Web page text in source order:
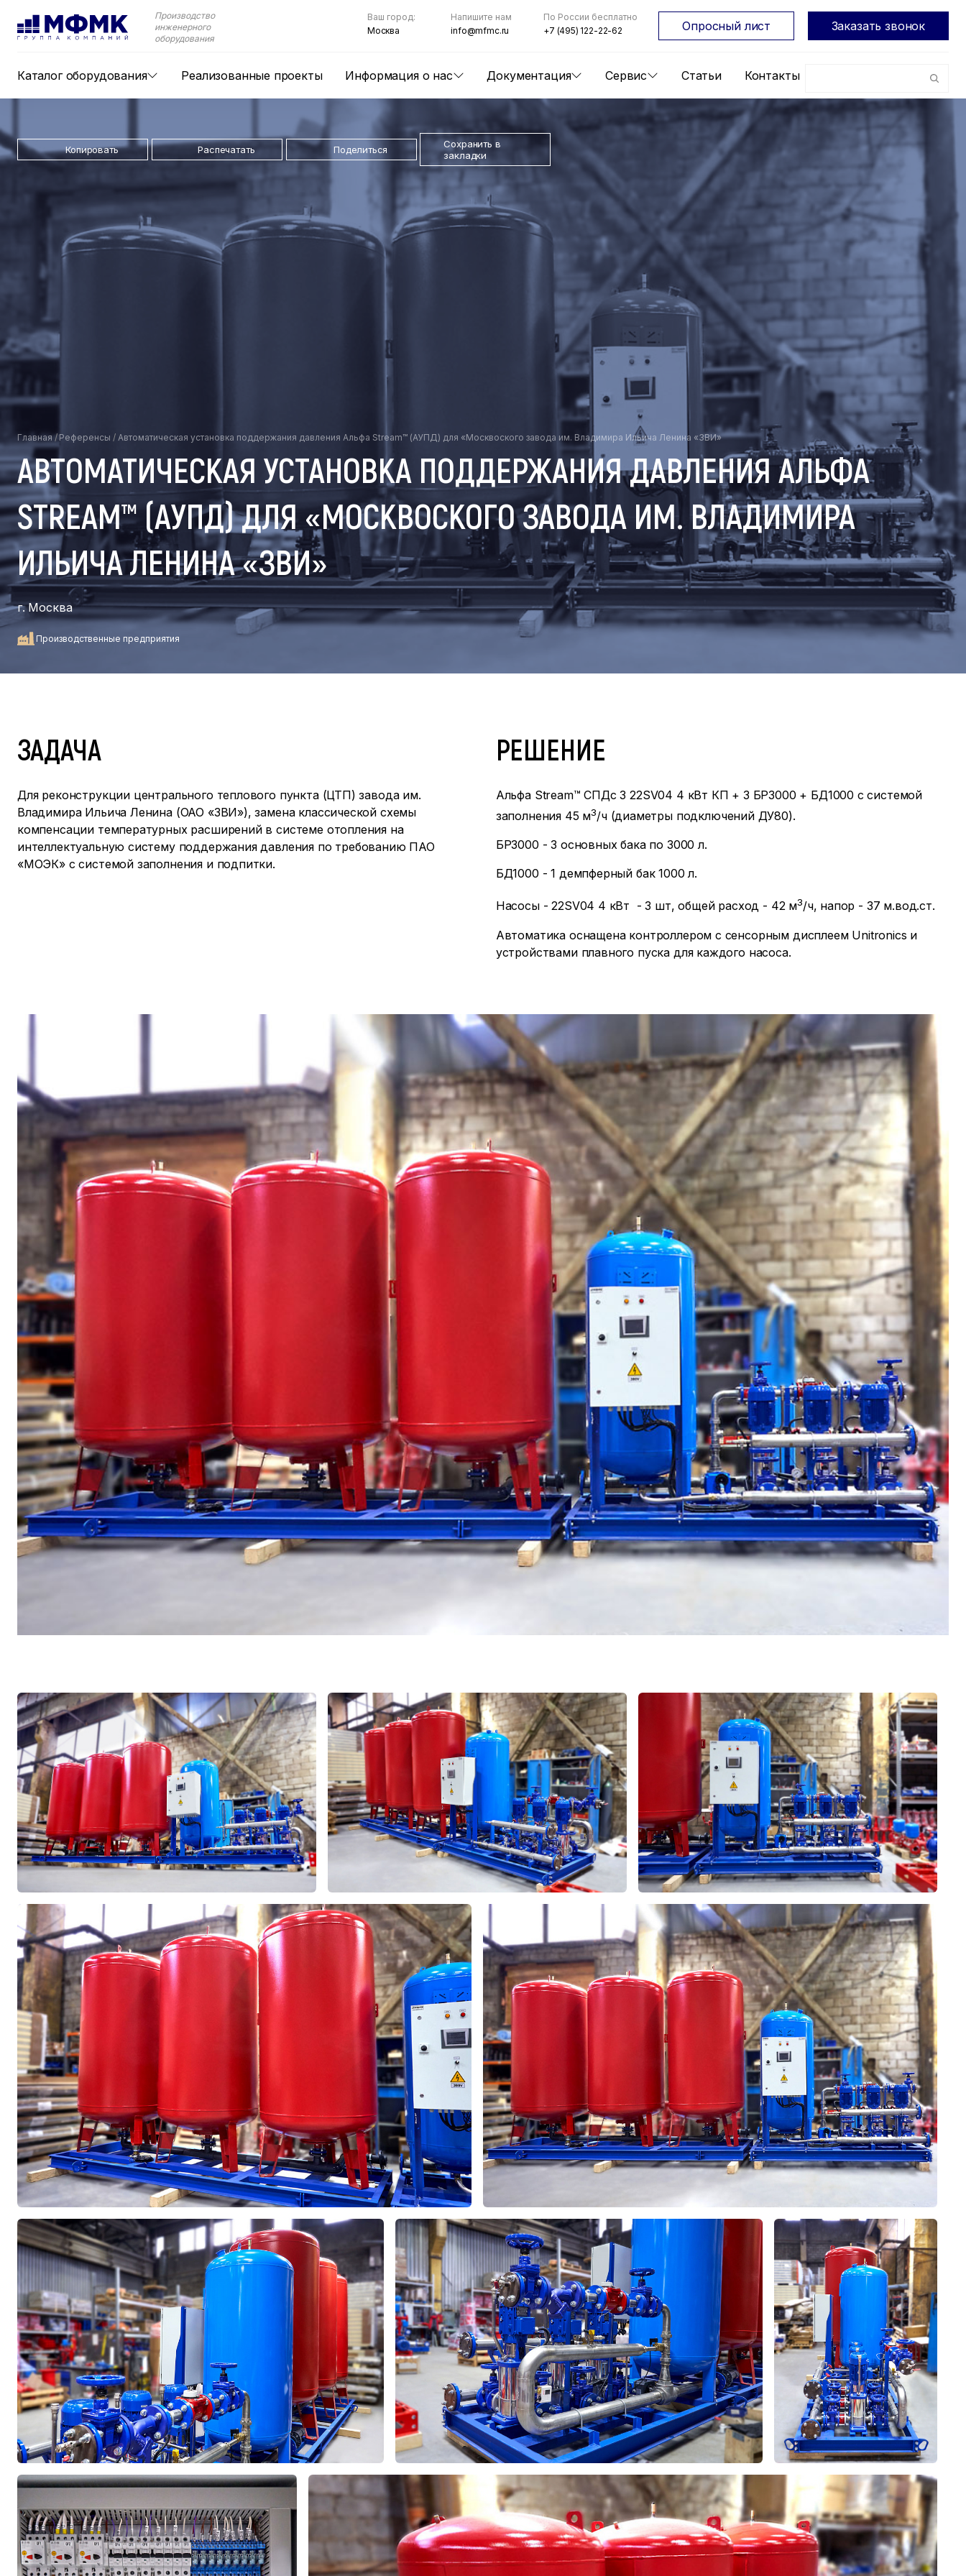
Производство
инженерного
оборудования
Каталог оборудования Реализованные проекты Информация о нас Документация Сервис Статьи Контакты
Ваш город:
Москва
Напишите нам
info@mfmc.ru
По России бесплатно
+7 (495) 122-22-62
Опросный лист Заказать звонок
Копировать Распечатать Поделиться
Сохранить в
закладки
Главная/Референсы / Автоматическая установка поддержания давления Альфа Stream™ (АУПД) для «Москвоского завода им. Владимира Ильича Ленина «ЗВИ»
АВТОМАТИЧЕСКАЯ УСТАНОВКА ПОДДЕРЖАНИЯ ДАВЛЕНИЯ АЛЬФА
STREAM™ (АУПД) ДЛЯ «МОСКВОСКОГО ЗАВОДА ИМ. ВЛАДИМИРА
ИЛЬИЧА ЛЕНИНА «ЗВИ»
г. Москва
Производственные предприятия
ЗАДАЧА
Для реконструкции центрального теплового пункта (ЦТП) завода им.
Владимира Ильича Ленина (ОАО «ЗВИ»), замена классической схемы
компенсации температурных расширений в системе отопления на
интеллектуальную систему поддержания давления по требованию ПАО
«МОЭК» с системой заполнения и подпитки.
РЕШЕНИЕ
Альфа Stream™ СПДс 3 22SV04 4 кВт КП + 3 БР3000 + БД1000 с системой
заполнения 45 м3/ч (диаметры подключений ДУ80).
БР3000 - 3 основных бака по 3000 л.
БД1000 - 1 демпферный бак 1000 л.
Насосы - 22SV04 4 кВт - 3 шт, общей расход - 42 м3/ч, напор - 37 м.вод.ст.
Автоматика оснащена контроллером с сенсорным дисплеем Unitronics и
устройствами плавного пуска для каждого насоса.